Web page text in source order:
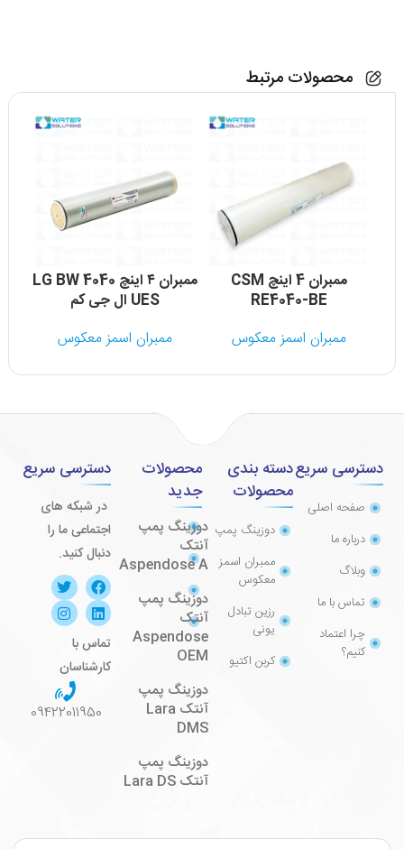
محصولات مرتبط
ممبران 4 اینچ CSM
RE4040-BE
ممبران اسمز معکوس
ممبران ۴ اینچ LG BW 4040
UES ال جی کم
ممبران اسمز معکوس
دسترسی سریع
صفحه اصلی
درباره ما
وبلاگ
تماس با ما
چرا اعتماد
کنیم؟
دسته بندی
محصولات
دوزینگ پمپ
ممبران اسمز
معکوس
رزین تبادل
یونی
کربن اکتیو
محصولات
جدید
دوزینگ پمپ
آنتک
Aspendose A
دوزینگ پمپ
آنتک
Aspendose
OEM
دوزینگ پمپ
آنتک Lara
DMS
دوزینگ پمپ
آنتک Lara DS
دسترسی سریع
در شبکه های
اجتماعی ما را
دنبال کنید.
تماس با
کارشناسان
09422011950